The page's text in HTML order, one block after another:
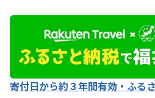
寄付日から約３年間有効・ふる